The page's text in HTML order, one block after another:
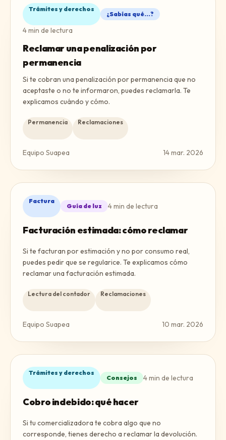
Trámites y derechos
¿Sabías qué...?
4min de lectura
Reclamar una penalización por
permanencia
Si te cobran una penalización por permanencia que no
aceptaste o no te informaron, puedes reclamarla. Te
explicamos cuándo y cómo.
Permanencia Reclamaciones
Equipo Suapea 14 mar. 2026
Factura
Guía de luz 4min de lectura
Facturación estimada: cómo reclamar
Si te facturan por estimación y no por consumo real,
puedes pedir que se regularice. Te explicamos cómo
reclamar una facturación estimada.
Lectura del contador Reclamaciones
Equipo Suapea 10 mar. 2026
Trámites y derechos
Consejos 4min de lectura
Cobro indebido: qué hacer
Si tu comercializadora te cobra algo que no
corresponde, tienes derecho a reclamar la devolución.